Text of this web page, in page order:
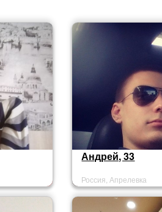
Андрей, 33
Россия, Апрелевка